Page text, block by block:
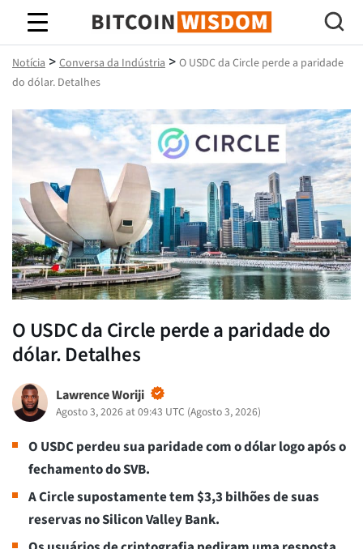
Sabedoria do Bitcoin
Notícia > Conversa da Indústria > O USDC da Circle perde a paridade
do dólar. Detalhes
O USDC da Circle perde a paridade do
dólar. Detalhes
Lawrence Woriji
Agosto 3, 2026 at 09:43 UTC (Agosto 3, 2026)
O USDC perdeu sua paridade com o dólar logo após o
fechamento do SVB.
A Circle supostamente tem $3,3 bilhões de suas
reservas no Silicon Valley Bank.